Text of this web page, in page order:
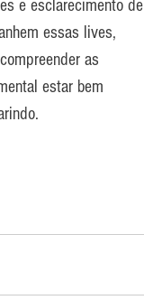
e esclarecimento de
essas lives,
as
estar bem